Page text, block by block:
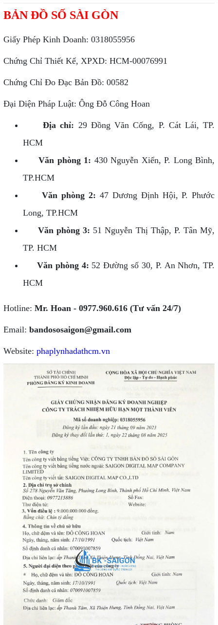
BẢN ĐỒ SỐ SÀI GÒN
Giấy Phép Kinh Doanh: 0318055956
Chứng Chỉ Thiết Kế, XPXD: HCM-00076991
Chứng Chỉ Đo Đạc Bản Đồ: 00582
Đại Diện Pháp Luật: Ông Đỗ Công Hoan
Địa chỉ: 29 Đồng Văn Cống, P. Cát Lái, TP.
HCM
Văn phòng 1: 430 Nguyễn Xiển, P. Long Bình,
TP.HCM
Văn phòng 2: 47 Dương Định Hội, P. Phước
Long, TP.HCM
Văn phòng 3: 51 Nguyễn Thị Thập, P. Tân Mỹ,
TP. HCM
Văn phòng 4: 52 Đường số 30, P. An Nhơn, TP.
HCM
Hotline: Mr. Hoan - 0977.960.616 (Tư vấn 24/7)
Email: bandososaigon@gmail.com
Website: phaplynhadathcm.vn